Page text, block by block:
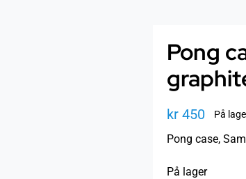
Pong
kr 450 På
Pong case,
På lager